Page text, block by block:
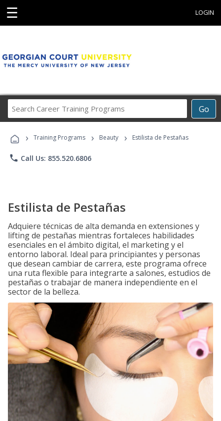
☰ LOGIN
Go
Career
Programs
› Training Programs › Beauty › Estilista de Pestañas
phone Call Us: 855.520.6806
Estilista de Pestañas
Adquiere técnicas de alta demanda en extensiones y
lifting de pestañas mientras fortaleces habilidades
esenciales en el ámbito digital, el marketing y el
entorno laboral. Ideal para principiantes y personas
que desean cambiar de carrera, este programa ofrece
una ruta flexible para integrarte a salones, estudios de
pestañas o trabajar de manera independiente en el
sector de la belleza.